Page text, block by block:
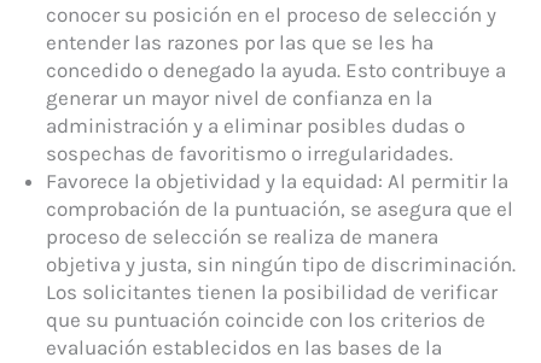
conocer su posición en el proceso de selección y
entender las razones por las que se les ha
concedido o denegado la ayuda. Esto contribuye a
generar un mayor nivel de confianza en la
administración y a eliminar posibles dudas o
sospechas de favoritismo o irregularidades.
Favorece la objetividad y la equidad: Al permitir la
comprobación de la puntuación, se asegura que el
proceso de selección se realiza de manera
objetiva y justa, sin ningún tipo de discriminación.
Los solicitantes tienen la posibilidad de verificar
que su puntuación coincide con los criterios de
evaluación establecidos en las bases de la